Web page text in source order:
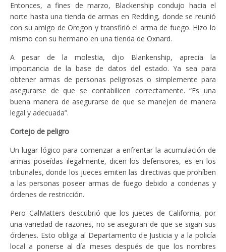
Entonces, a fines de marzo, Blackenship condujo hacia el
norte hasta una tienda de armas en Redding, donde se reunió
con su amigo de Oregon y transfirió el arma de fuego. Hizo lo
mismo con su hermano en una tienda de Oxnard.
A pesar de la molestia, dijo Blankenship, aprecia la
importancia de la base de datos del estado. Ya sea para
obtener armas de personas peligrosas o simplemente para
asegurarse de que se contabilicen correctamente. “Es una
buena manera de asegurarse de que se manejen de manera
legal y adecuada”.
Cortejo de peligro
Un lugar lógico para comenzar a enfrentar la acumulación de
armas poseídas ilegalmente, dicen los defensores, es en los
tribunales, donde los jueces emiten las directivas que prohíben
a las personas poseer armas de fuego debido a condenas y
órdenes de restricción.
Pero CalMatters descubrió que los jueces de California, por
una variedad de razones, no se aseguran de que se sigan sus
órdenes. Esto obliga al Departamento de Justicia y a la policía
local a ponerse al día meses después de que los nombres